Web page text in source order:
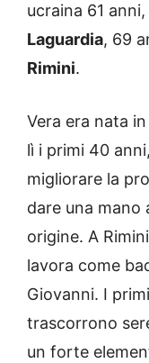
ucraina 61
Laguardia, 69
Rimini.‍‍
Vera era nata
lì i primi 40
migliorare la
dare una mano
origine. A
lavora come
Giovanni. I
trascorrono
un forte